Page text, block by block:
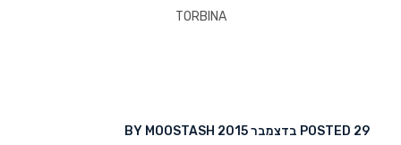
TORBINA
POSTED 29 בדצמבר 2015 BY MOOSTASH